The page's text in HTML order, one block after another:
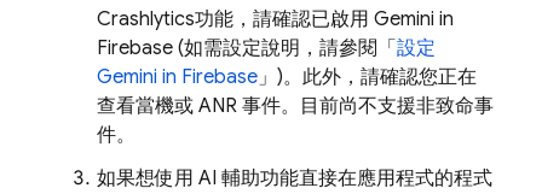
Crashlytics功能，請確認已啟用 Gemini in
Firebase (如需設定說明，請參閱「 設定
Gemini in Firebase」)。此外，請確認您正在
查看當機或 ANR 事件。目前尚不支援非致命事
件。
如果想使用 AI 輔助功能直接在應用程式的程式